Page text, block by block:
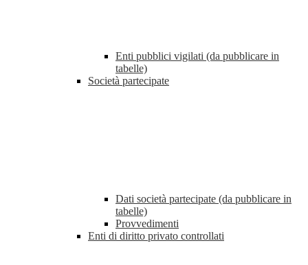
Enti pubblici vigilati (da pubblicare in
tabelle)
Società partecipate
Dati società partecipate (da pubblicare in
tabelle)
Provvedimenti
Enti di diritto privato controllati